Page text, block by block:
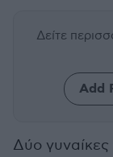
Δείτε
Add
Δύο